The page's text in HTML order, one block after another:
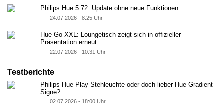
Philips Hue 5.72: Update ohne neue Funktionen
24.07.2026 - 8:25 Uhr
Hue Go XXL: Loungetisch zeigt sich in offizieller
Präsentation erneut
22.07.2026 - 10:31 Uhr
Testberichte
Philips Hue Play Stehleuchte oder doch lieber Hue Gradient
Signe?
02.07.2026 - 18:00 Uhr